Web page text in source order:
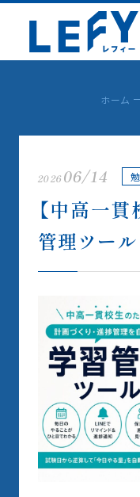
ホーム
202606/14
【中高一貫
管理ツール